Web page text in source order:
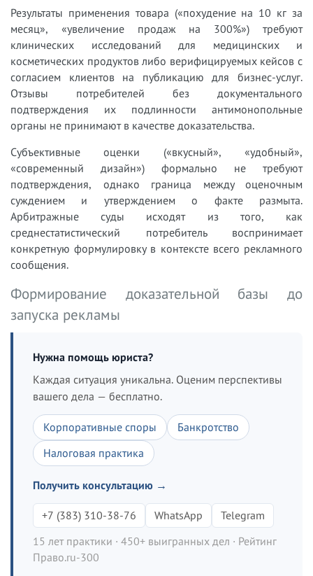
Результаты применения товара («похудение на 10 кг за
месяц», «увеличение продаж на 300%») требуют
клинических исследований для медицинских и
косметических продуктов либо верифицируемых кейсов с
согласием клиентов на публикацию для бизнес-услуг.
Отзывы потребителей без документального
подтверждения их подлинности антимонопольные
органы не принимают в качестве доказательства.
Субъективные оценки («вкусный», «удобный»,
«современный дизайн») формально не требуют
подтверждения, однако граница между оценочным
суждением и утверждением о факте размыта.
Арбитражные суды исходят из того, как
среднестатистический потребитель воспринимает
конкретную формулировку в контексте всего рекламного
сообщения.
Формирование доказательной базы до
запуска рекламы
Нужна помощь юриста?
Каждая ситуация уникальна. Оценим перспективы
вашего дела — бесплатно.
Корпоративные споры
Банкротство
Налоговая практика
Получить консультацию →
+7 (383) 310-38-76 WhatsApp
Telegram
15 лет практики · 450+ выигранных дел · Рейтинг
Право.ru-300